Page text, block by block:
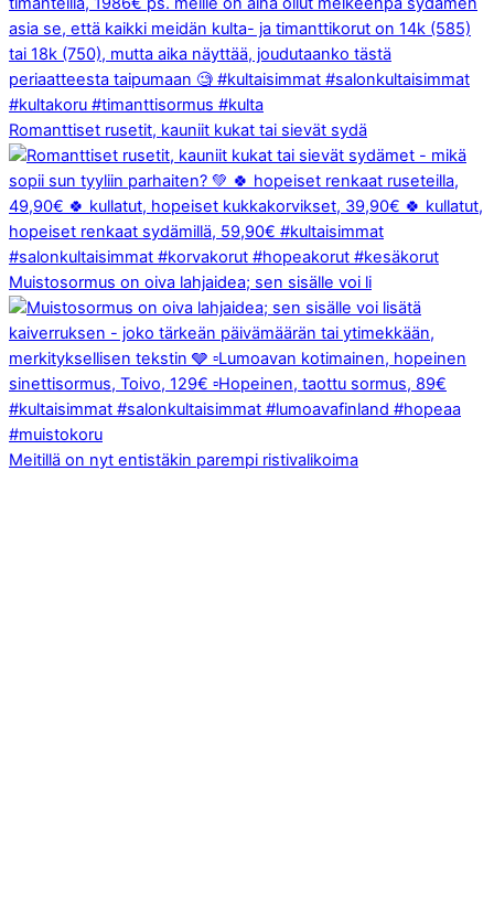
Romanttiset rusetit, kauniit kukat tai sievät sydä
Muistosormus on oiva lahjaidea; sen sisälle voi li
Meitillä on nyt entistäkin parempi ristivalikoima